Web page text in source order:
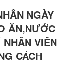
NGÀY
ĂN,NƯỚC
VIÊN
CÁCH